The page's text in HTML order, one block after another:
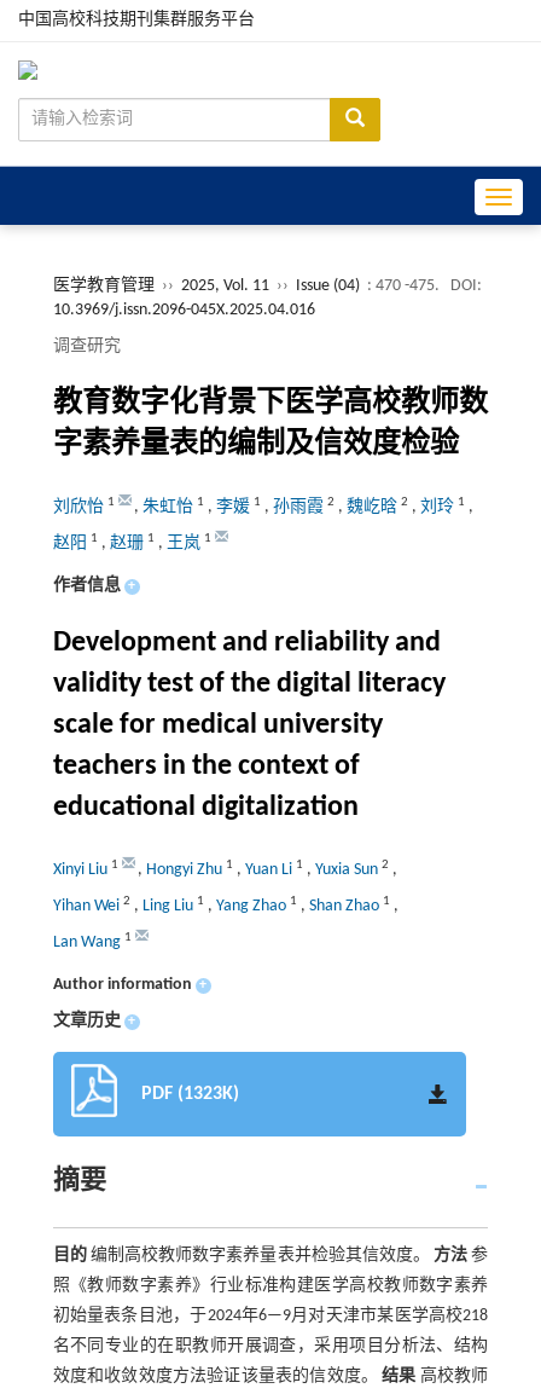
中国高校科技期刊集群服务平台
医学教育管理 ›› 2025, Vol. 11 ›› Issue (04) : 470 -475.
DOI:
10.3969/j.issn.2096-045X.2025.04.016
调查研究
教育数字化背景下医学高校教师数
字素养量表的编制及信效度检验
刘欣怡 1 , 朱虹怡 1 , 李媛 1 , 孙雨霞 2 , 魏屹晗 2 , 刘玲 1 ,
赵阳 1 , 赵珊 1 , 王岚 1
作者信息 +
Development and reliability and
validity test of the digital literacy
scale for medical university
teachers in the context of
educational digitalization
Xinyi Liu 1 , Hongyi Zhu 1 , Yuan Li 1 , Yuxia Sun 2 ,
Yihan Wei 2 , Ling Liu 1 , Yang Zhao 1 , Shan Zhao 1 ,
Lan Wang 1
Author information +
文章历史 +
PDF (1323K)
摘要
目的编制高校教师数字素养量表并检验其信效度。方法 参
照《教师数字素养》行业标准构建医学高校教师数字素养
初始量表条目池，于2024年6—9月对天津市某医学高校218
名不同专业的在职教师开展调查，采用项目分析法、结构
效度和收敛效度方法验证该量表的信效度。结果 高校教师